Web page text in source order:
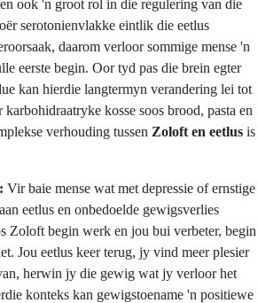
ook 'n groot rol in die regulering van die
serotonienvlakke eintlik die eetlus
daarom verloor sommige mense 'n
eerste begin. Oor tyd pas die brein egter
kan hierdie langtermyn verandering lei tot
kosse soos brood, pasta en
verhouding tussen Zoloft en eetlus is
Vir baie mense wat met depressie of ernstige
eetlus en onbedoelde gewigsverlies
Zoloft begin werk en jou bui verbeter, begin
Jou eetlus keer terug, jy vind meer plesier
herwin jy die gewig wat jy verloor het
konteks kan gewigstoename 'n positiewe